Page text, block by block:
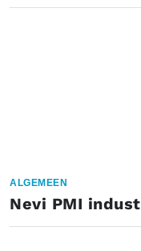
ALGEMEEN
Nevi PMI